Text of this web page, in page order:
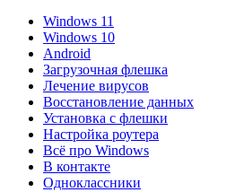
Windows 11
Windows 10
Android
Загрузочная флешка
Лечение вирусов
Восстановление данных
Установка с флешки
Настройка роутера
Всё про Windows
В контакте
Одноклассники